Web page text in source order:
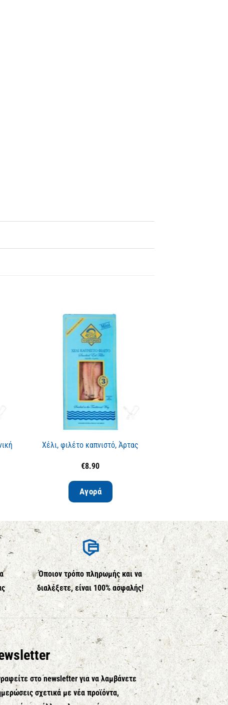
Χέλι, φιλέτο καπνιστό, Άρτας
€8.90
Αγορά
Όποιον τρόπο πληρωμής και να
διαλέξετε, είναι 100% ασφαλής!
στο newsletter για να λαμβάνετε
σχετικά με νέα προϊόντα,